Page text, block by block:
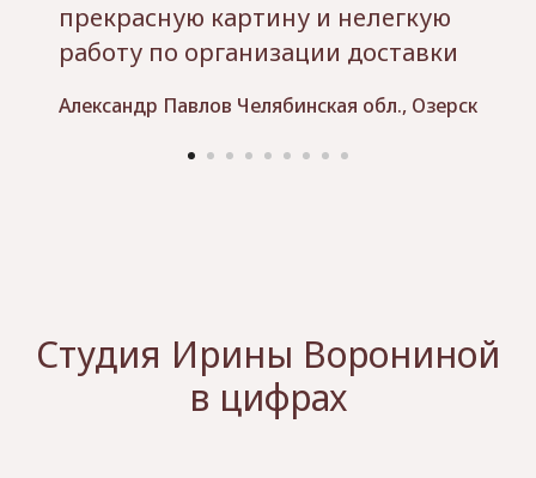
прекрасную картину и нелегкую
работу по организации доставки
Александр Павлов Челябинская обл., Озерск
Студия Ирины Ворониной
в цифрах